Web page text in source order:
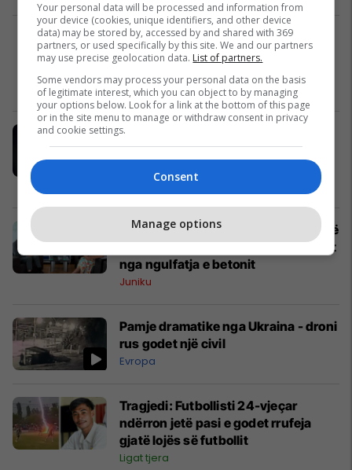
Konfirmohet nga mediumi më i
besueshëm: Vini Jr vazhdon me
Real Madridin, do të nënshkruajë
për gjashtë vite
Pacolli-Dalipi: Ereniku i Junikut do të
jetë lumi i parë në Kosovë që çlirohet
nga ngulfatja e betonit
Juniku
Pamje dramatike nga Ukraina - droni
rus godet një civil
Evropa
Tragjedi: Futbollisti 24-vjeçar
ndërron jetë pasi e godet rrufeja
gjatë lojës së futbollit
Ligat tjera
Your personal data will be processed and information from
your device (cookies, unique identifiers, and other device
data) may be stored by, accessed by and shared with 369
partners, or used specifically by this site. We and our partners
may use precise geolocation data. List of partners.
Some vendors may process your personal data on the basis
of legitimate interest, which you can object to by managing
your options below. Look for a link at the bottom of this page
or in the site menu to manage or withdraw consent in privacy
and cookie settings.
Consent
Manage options